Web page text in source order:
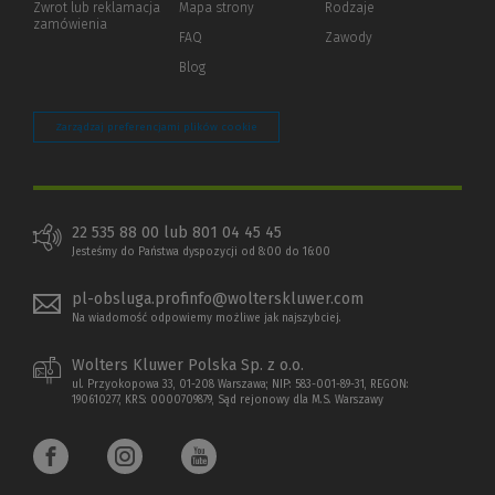
innej
Zwrot lub reklamacja
zamówienia
Mapa strony
FAQ
Blog
Rodzaje
Zawody
Zarządzaj preferencjami plików cookie
22 535 88 00 lub 801 04 45 45
Jesteśmy do Państwa dyspozycji od 8:00 do 16:00
pl-obsluga.profinfo@wolterskluwer.com
Na wiadomość odpowiemy możliwe jak najszybciej.
Wolters Kluwer Polska Sp. z o.o.
ul. Przyokopowa 33, 01-208 Warszawa; NIP: 583-001-89-31, REGON:
190610277, KRS: 0000709879, Sąd rejonowy dla M.S. Warszawy